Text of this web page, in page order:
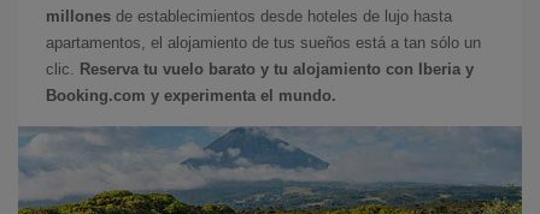
millones de establecimientos desde hoteles de lujo hasta
apartamentos, el alojamiento de tus sueños está a tan sólo un
clic.
Reserva tu vuelo barato y tu alojamiento con Iberia y
Booking.com y experimenta el mundo.